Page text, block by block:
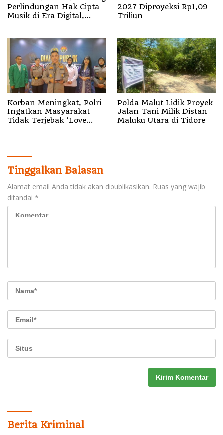
Perlindungan Hak Cipta
Musik di Era Digital,
Penguatan Royalti
2027 Diproyeksi Rp1,09
Triliun
Korban Meningkat, Polri
Ingatkan Masyarakat
Tidak Terjebak ‘Love
Polda Malut Lidik Proyek
Jalan Tani Milik Distan
Maluku Utara di Tidore
Tinggalkan Balasan
Alamat email Anda tidak akan dipublikasikan. Ruas yang wajib
ditandai *
Berita Kriminal